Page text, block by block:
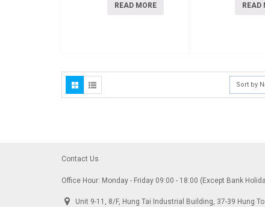
READ MORE READ
Sort by
Contact Us
Office Hour: Monday - Friday 09:00 - 18:00 (Except Bank
Unit 9-11, 8/F, Hung Tai Industrial Building, 37-39 Hung